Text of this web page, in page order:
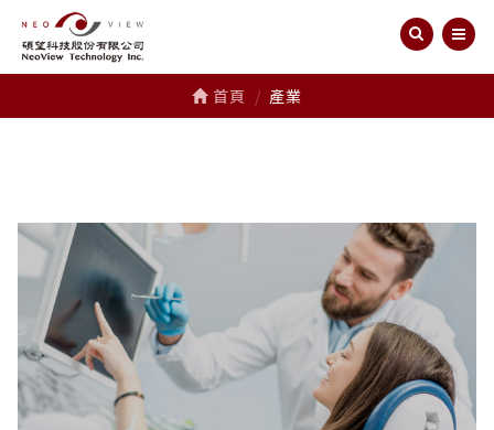
首頁 產業